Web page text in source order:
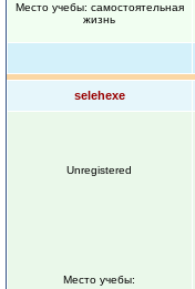
Место учебы: самостоятельная
жизнь
selehexe
Unregistered
Место учебы: